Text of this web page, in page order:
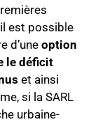
il est possible
d’uneoption
le déficit
et ainsi
si la SARL
urbaine-